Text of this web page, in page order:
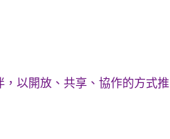
，以開放、共享、協作的方式推